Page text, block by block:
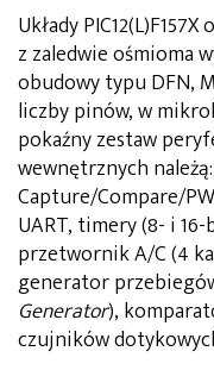
Układy
z zaledwie ośmioma
obudowy typu DFN,
liczby pinów, w
pokaźny zestaw
wewnętrznych
Capture/Compare/
UART, timery (8- i
przetwornik A/C (4
generator
Generator),
czujników